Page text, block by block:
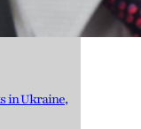
in Ukraine,